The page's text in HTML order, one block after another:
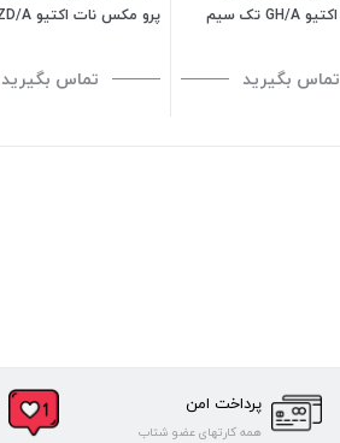
2020 نات اکتیو GH/A تک سیم
تماس بگیرید تماس بگیرید
پرداخت امن
همه کارتهای عضو شتاب